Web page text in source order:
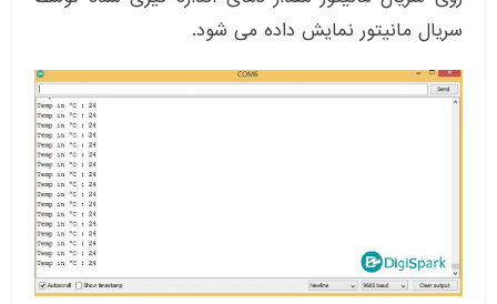
سریال مانیتور نمایش داده می شود.